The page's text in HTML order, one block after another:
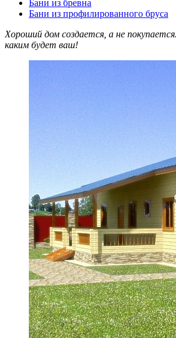
Бани из бревна
Бани из профилированного бруса
Хороший дом создается, а не
каким будет ваш!